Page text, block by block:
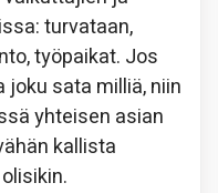
turvataan,
työpaikat. Jos
sata milliä, niin
yhteisen asian
kallista